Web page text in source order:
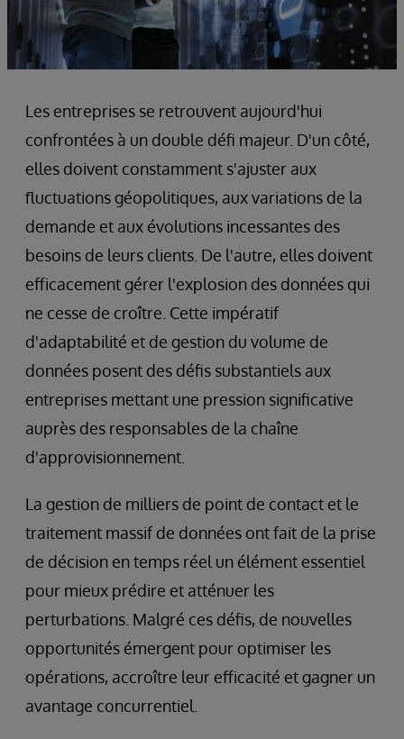
Les entreprises se retrouvent aujourd'hui
confrontées à un double défi majeur. D'un côté,
elles doivent constamment s'ajuster aux
fluctuations géopolitiques, aux variations de la
demande et aux évolutions incessantes des
besoins de leurs clients. De l'autre, elles doivent
efficacement gérer l'explosion des données qui
ne cesse de croître. Cette impératif
d'adaptabilité et de gestion du volume de
données posent des défis substantiels aux
entreprises mettant une pression significative
auprès des responsables de la chaîne
d'approvisionnement.
La gestion de milliers de point de contact et le
traitement massif de données ont fait de la prise
de décision en temps réel un élément essentiel
pour mieux prédire et atténuer les
perturbations. Malgré ces défis, de nouvelles
opportunités émergent pour optimiser les
opérations, accroître leur efficacité et gagner un
avantage concurrentiel.